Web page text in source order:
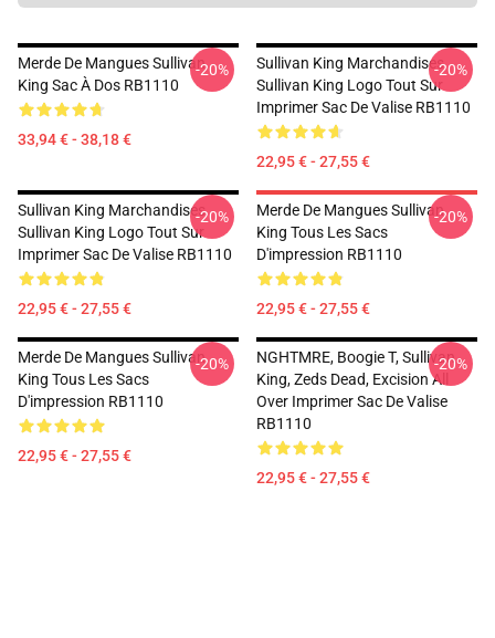
Merde De Mangues Sullivan
King Sac À Dos RB1110
33,94 € - 38,18 €
-20%
Sullivan King Marchandises
Sullivan King Logo Tout Sur
Imprimer Sac De Valise RB1110
22,95 € - 27,55 €
-20%
Sullivan King Marchandises
Sullivan King Logo Tout Sur
Imprimer Sac De Valise RB1110
22,95 € - 27,55 €
-20%
Merde De Mangues Sullivan
King Tous Les Sacs
D'impression RB1110
22,95 € - 27,55 €
-20%
Merde De Mangues Sullivan
King Tous Les Sacs
D'impression RB1110
22,95 € - 27,55 €
-20%
NGHTMRE, Boogie T, Sullivan
King, Zeds Dead, Excision All
Over Imprimer Sac De Valise
RB1110
22,95 € - 27,55 €
-20%